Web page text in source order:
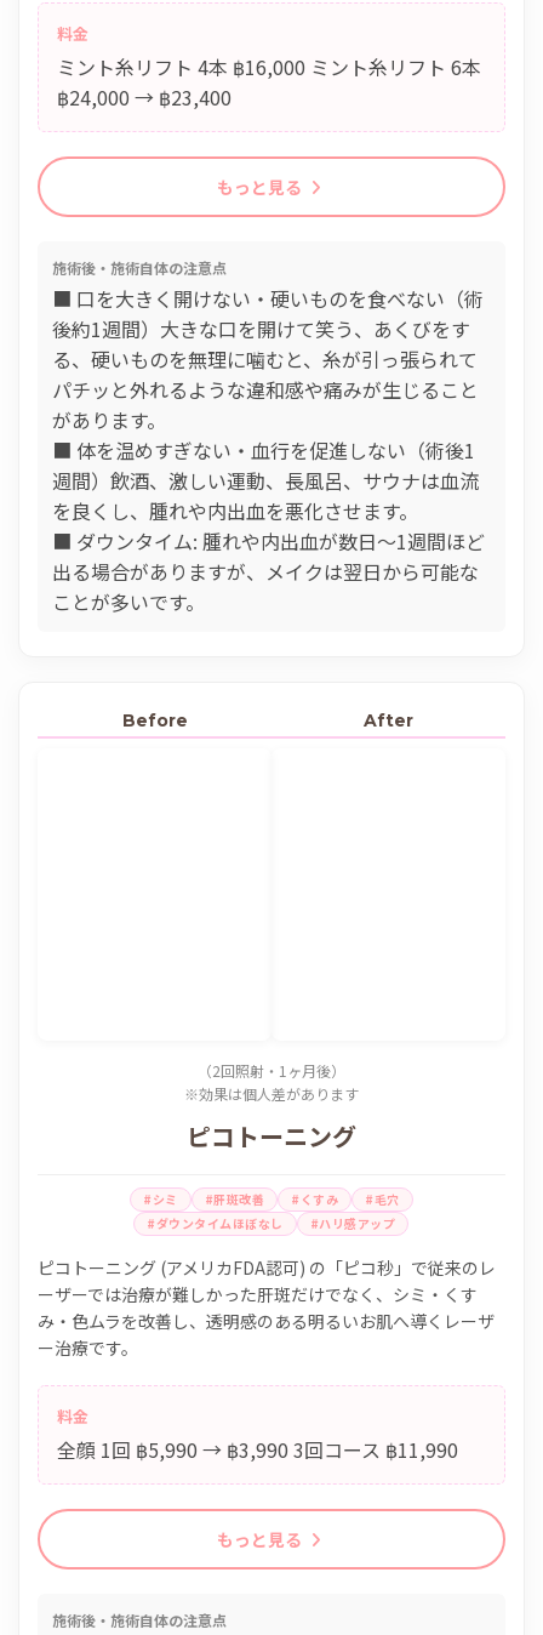
料金
ミント糸リフト 4本 ฿16,000 ミント糸リフト 6本
฿24,000 → ฿23,400
もっと見る
施術後・施術自体の注意点
■ 口を大きく開けない・硬いものを食べない（術
後約1週間）大きな口を開けて笑う、あくびをす
る、硬いものを無理に噛むと、糸が引っ張られて
パチッと外れるような違和感や痛みが生じること
があります。
■ 体を温めすぎない・血行を促進しない（術後1
週間）飲酒、激しい運動、長風呂、サウナは血流
を良くし、腫れや内出血を悪化させます。
■ ダウンタイム: 腫れや内出血が数日〜1週間ほど
出る場合がありますが、メイクは翌日から可能な
ことが多いです。
Before After
（2回照射・1ヶ月後）
※効果は個人差があります
ピコトーニング
#シミ #肝斑改善 #くすみ
#毛穴
#ダウンタイムほぼなし
#ハリ感アップ
ピコトーニング (アメリカFDA認可) の「ピコ秒」で従来のレ
ーザーでは治療が難しかった肝斑だけでなく、シミ・くす
み・色ムラを改善し、透明感のある明るいお肌へ導くレーザ
ー治療です。
料金
全顔 1回 ฿5,990 → ฿3,990 3回コース ฿11,990
もっと見る
施術後・施術自体の注意点